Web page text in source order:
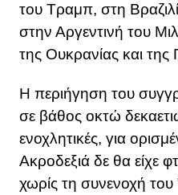
του Τραμπ, στη
στην Αργεντινή του
της Ουκρανίας και της
Η περιήγηση του
σε βάθος οκτώ
ενοχλητικές, για
Ακροδεξιά δε θα είχε
χωρίς τη συνενοχή